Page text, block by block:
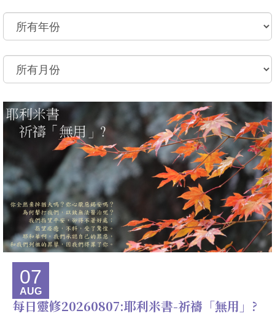
每日靈修20260807:耶利米書-祈禱「無用」?
07
AUG